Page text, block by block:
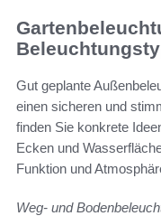
Gut geplante
einen sicheren und
finden Sie konkrete
Ecken und
Funktion und
Weg- und